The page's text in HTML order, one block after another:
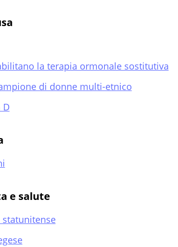
la terapia ormonale sostitutiva
di donne multi-etnico
D
e salute